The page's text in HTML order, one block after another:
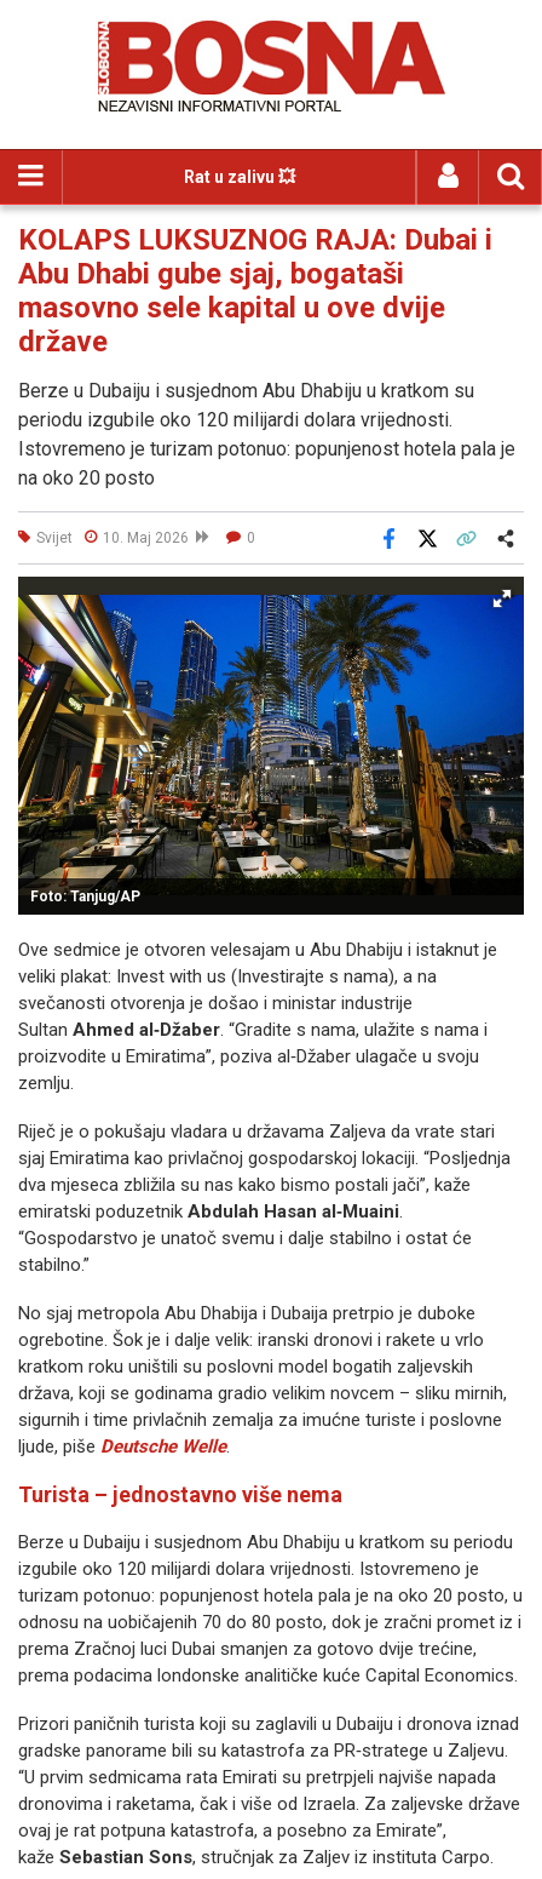
Rat u zalivu 💥
KOLAPS LUKSUZNOG RAJA: Dubai i
Abu Dhabi gube sjaj, bogataši
masovno sele kapital u ove dvije
države
Berze u Dubaiju i susjednom Abu Dhabiju u kratkom su
periodu izgubile oko 120 milijardi dolara vrijednosti.
Istovremeno je turizam potonuo: popunjenost hotela pala je
na oko 20 posto
Svijet 10. Maj 2026 0
Facebook
Foto: Tanjug/AP
Ove sedmice je otvoren velesajam u Abu Dhabiju i istaknut je
veliki plakat: Invest with us (Investirajte s nama), a na
svečanosti otvorenja je došao i ministar industrije
Sultan Ahmed al‐Džaber. “Gradite s nama, ulažite s nama i
proizvodite u Emiratima”, poziva al‐Džaber ulagače u svoju
zemlju.
Riječ je o pokušaju vladara u državama Zaljeva da vrate stari
sjaj Emiratima kao privlačnoj gospodarskoj lokaciji. “Posljednja
dva mjeseca zbližila su nas kako bismo postali jači”, kaže
emiratski poduzetnik Abdulah Hasan al‐Muaini.
“Gospodarstvo je unatoč svemu i dalje stabilno i ostat će
stabilno.”
No sjaj metropola Abu Dhabija i Dubaija pretrpio je duboke
ogrebotine. Šok je i dalje velik: iranski dronovi i rakete u vrlo
kratkom roku uništili su poslovni model bogatih zaljevskih
država, koji se godinama gradio velikim novcem – sliku mirnih,
sigurnih i time privlačnih zemalja za imućne turiste i poslovne
ljude, piše Deutsche Welle.
Turista – jednostavno više nema
Berze u Dubaiju i susjednom Abu Dhabiju u kratkom su periodu
izgubile oko 120 milijardi dolara vrijednosti. Istovremeno je
turizam potonuo: popunjenost hotela pala je na oko 20 posto, u
odnosu na uobičajenih 70 do 80 posto, dok je zračni promet iz i
prema Zračnoj luci Dubai smanjen za gotovo dvije trećine,
prema podacima londonske analitičke kuće Capital Economics.
Prizori paničnih turista koji su zaglavili u Dubaiju i dronova iznad
gradske panorame bili su katastrofa za PR‐stratege u Zaljevu.
“U prvim sedmicama rata Emirati su pretrpjeli najviše napada
dronovima i raketama, čak i više od Izraela. Za zaljevske države
ovaj je rat potpuna katastrofa, a posebno za Emirate”,
kaže Sebastian Sons, stručnjak za Zaljev iz instituta Carpo.